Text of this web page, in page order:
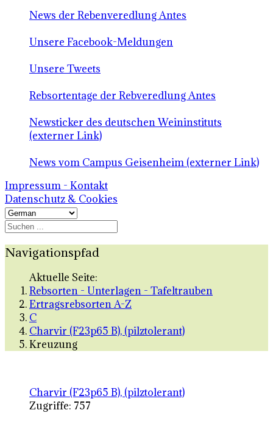
News der Rebenveredlung Antes
Unsere Facebook-Meldungen
Unsere Tweets
Rebsortentage der Rebveredlung Antes
Newsticker des deutschen Weininstituts
(externer Link)
News vom Campus Geisenheim (externer Link)
Impressum - Kontakt
Datenschutz & Cookies
Navigationspfad
Aktuelle Seite:
Rebsorten - Unterlagen - Tafeltrauben
Ertragsrebsorten A-Z
C
Charvir (F23p65 B), (pilztolerant)
Kreuzung
Charvir (F23p65 B), (pilztolerant)
Zugriffe: 757